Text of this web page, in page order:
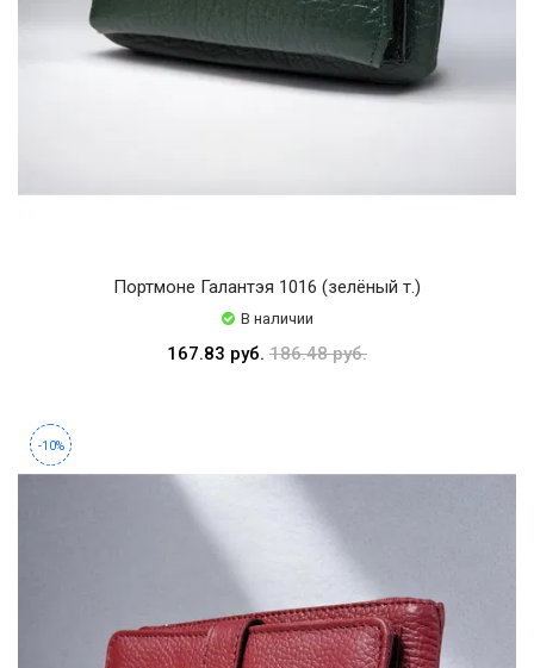
Портмоне Галантэя 1016 (зелёный т.)
В наличии
167.83 руб. 186.48 руб.
-10%